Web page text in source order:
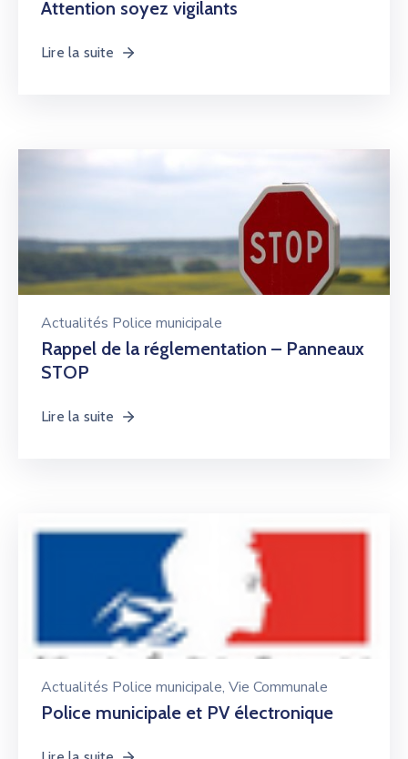
Attention soyez vigilants
Lire la suite
Actualités Police municipale
Rappel de la réglementation – Panneaux
STOP
Lire la suite
Actualités Police municipale‚ Vie Communale
Police municipale et PV électronique